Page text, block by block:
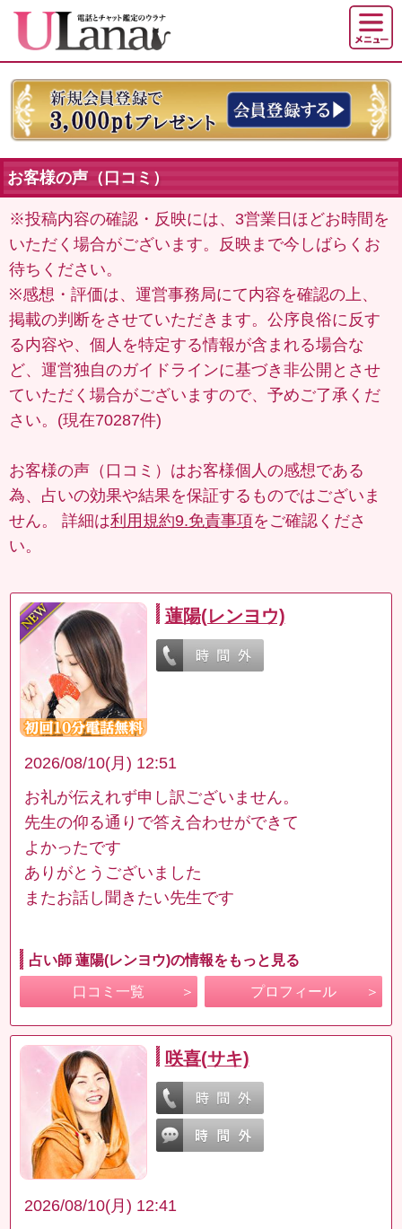
お客様の声（口コミ）
※投稿内容の確認・反映には、3営業日ほどお時間を
いただく場合がございます。反映まで今しばらくお
待ちください。
※感想・評価は、運営事務局にて内容を確認の上、
掲載の判断をさせていただきます。公序良俗に反す
る内容や、個人を特定する情報が含まれる場合な
ど、運営独自のガイドラインに基づき非公開とさせ
ていただく場合がございますので、予めご了承くだ
さい。(現在70287件)
お客様の声（口コミ）はお客様個人の感想である
為、占いの効果や結果を保証するものではございま
せん。 詳細は利用規約9.免責事項をご確認くださ
い。
蓮陽(レンヨウ)
2026/08/10(月) 12:51
お礼が伝えれず申し訳ございません。
先生の仰る通りで答え合わせができて
よかったです
ありがとうございました
またお話し聞きたい先生です
占い師 蓮陽(レンヨウ)の情報をもっと見る
口コミ一覧 プロフィール
咲喜(サキ)
2026/08/10(月) 12:41